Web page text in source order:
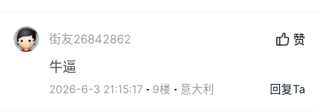
街友26842862 赞
牛逼
2026-6-3 21:15:17 9楼 意大利 回复Ta